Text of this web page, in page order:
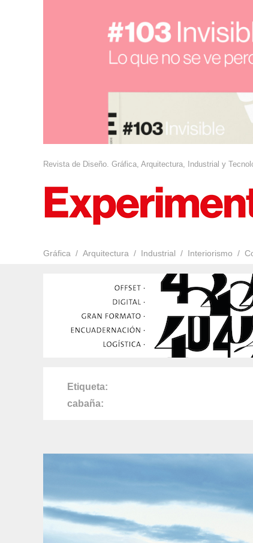
Revista de Diseño. Gráfica, Arquitectura, Industrial y
Gráfica Arquitectura Industrial Interiorismo
Etiqueta
cabaña